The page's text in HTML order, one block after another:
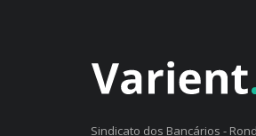
Sindicato dos Bancários -